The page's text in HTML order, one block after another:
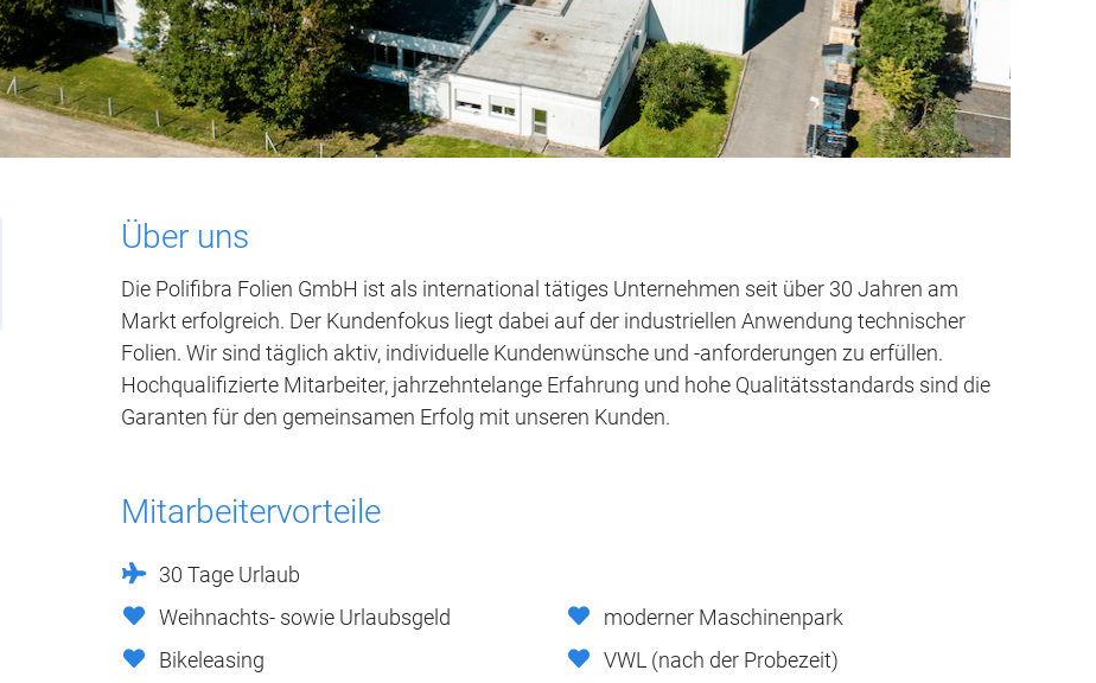
Über uns
Die Polifibra Folien GmbH ist als international tätiges Unternehmen seit über 30 Jahren am
Markt erfolgreich. Der Kundenfokus liegt dabei auf der industriellen Anwendung technischer
Folien. Wir sind täglich aktiv, individuelle Kundenwünsche und -anforderungen zu erfüllen.
Hochqualifizierte Mitarbeiter, jahrzehntelange Erfahrung und hohe Qualitätsstandards sind die
Garanten für den gemeinsamen Erfolg mit unseren Kunden.
Mitarbeitervorteile
30 Tage Urlaub
Weihnachts- sowie Urlaubsgeld
moderner Maschinenpark
Bikeleasing
VWL (nach der Probezeit)